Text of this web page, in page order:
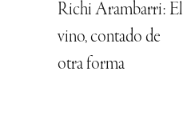
Richi Arambarri: El
vino, contado de
otra forma